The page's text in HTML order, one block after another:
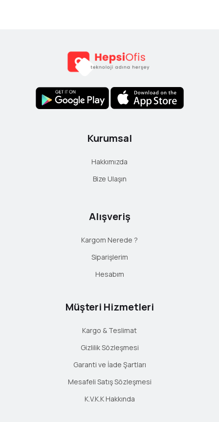
Yorum
Kurumsal
Hakkımızda
Bize Ulaşın
Alışveriş
Kargom Nerede ?
Siparişlerim
Hesabım
Müşteri Hizmetleri
Kargo & Teslimat
Gizlilik Sözleşmesi
Garanti ve İade Şartları
Mesafeli Satış Sözleşmesi
K.V.K.K Hakkında